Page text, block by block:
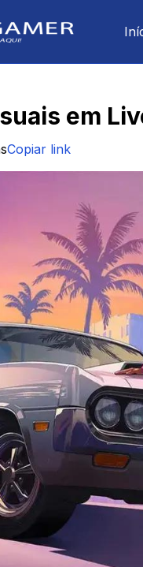
em
Copiar link